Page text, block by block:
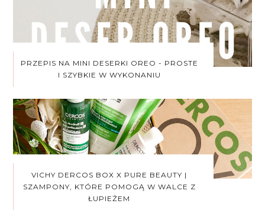
PRZEPIS NA MINI DESERKI OREO - PROSTE
I SZYBKIE W WYKONANIU
VICHY DERCOS BOX X PURE BEAUTY |
SZAMPONY, KTÓRE POMOGĄ W WALCE Z
ŁUPIEŻEM